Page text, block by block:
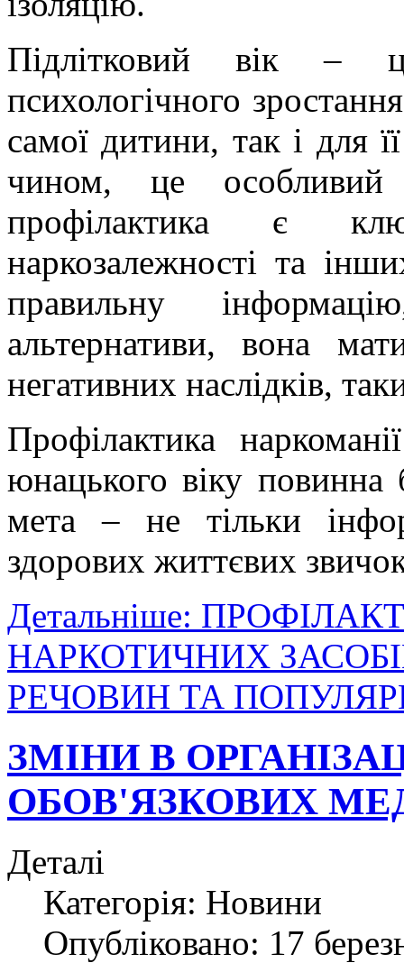
Підлітковий вік –
психологічного
самої дитини, так і для
чином, це особливий
профілактика є
наркозалежності та
правильну
альтернативи, вона
негативних наслідків,
Профілактика
юнацького віку повинна
мета – не тільки
здорових життєвих
Детальніше:
НАРКОТИЧНИХ
РЕЧОВИН ТА
ЗМІНИ В
ОБОВ'ЯЗКОВИХ
Деталі
Категорія: Новини
Опубліковано: 17